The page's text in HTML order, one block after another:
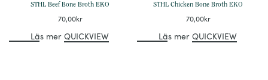
STHL Beef Bone Broth EKO
70,00kr
Läs mer QUICKVIEW
STHL Chicken Bone Broth EKO
70,00kr
Läs mer QUICKVIEW